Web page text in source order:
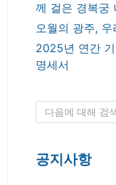
께 걸은 경복궁
오월의 광주,
2025년 연간
명세서
공지사항